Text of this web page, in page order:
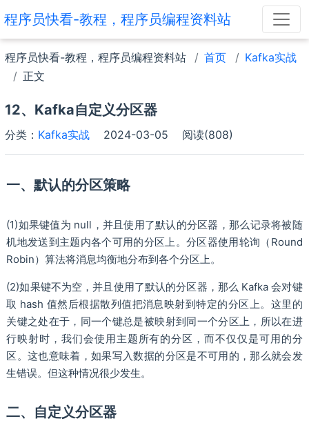
程序员快看-教程，程序员编程资料站
程序员快看-教程，程序员编程资料站 首页
Kafka实战
正文
12、Kafka自定义分区器
分类： Kafka实战 2024-03-05 阅读(808)
一、默认的分区策略
(1)如果键值为 null，并且使用了默认的分区器，那么记录将被随
机地发送到主题内各个可用的分区上。分区器使用轮询（Round
Robin）算法将消息均衡地分布到各个分区上。
(2)如果键不为空，并且使用了默认的分区器，那么 Kafka 会对键
取 hash 值然后根据散列值把消息映射到特定的分区上。这里的
关键之处在于，同一个键总是被映射到同一个分区上，所以在进
行映射时，我们会使用主题所有的分区，而不仅仅是可用的分
区。这也意味着，如果写入数据的分区是不可用的，那么就会发
生错误。但这种情况很少发生。
二、自定义分区器